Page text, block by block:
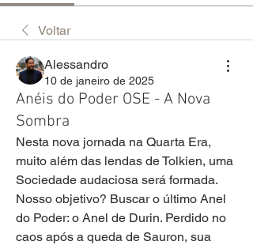
Voltar
Alessandro
10 de janeiro de 2025
Anéis do Poder OSE - A Nova
Sombra
Nesta nova jornada na Quarta Era,
muito além das lendas de Tolkien, uma
Sociedade audaciosa será formada.
Nosso objetivo? Buscar o último Anel
do Poder: o Anel de Durin. Perdido no
caos após a queda de Sauron, sua